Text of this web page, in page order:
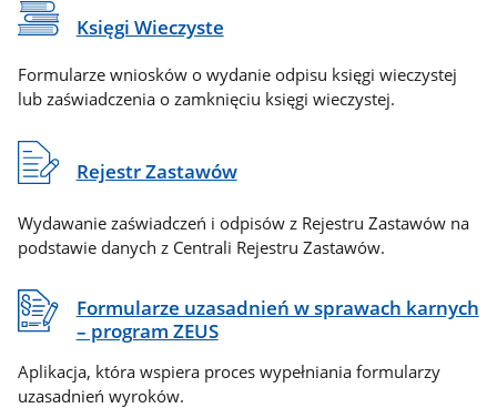
Księgi Wieczyste
Formularze wniosków o wydanie odpisu księgi wieczystej
lub zaświadczenia o zamknięciu księgi wieczystej.
Rejestr Zastawów
Wydawanie zaświadczeń i odpisów z Rejestru Zastawów na
podstawie danych z Centrali Rejestru Zastawów.
Formularze uzasadnień w sprawach karnych
– program ZEUS
Aplikacja, która wspiera proces wypełniania formularzy
uzasadnień wyroków.